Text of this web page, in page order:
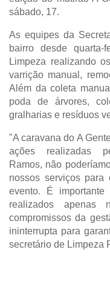
sábado, 17.
As equipes da
bairro desde
Limpeza realizando
varrição manual,
Além da coleta
poda de árvores,
gralharias e resíduos
"A caravana do A
ações realizadas
Ramos, não
nossos serviços para
evento. É
realizados apenas
compromissos da
ininterrupta para
secretário de Limpeza